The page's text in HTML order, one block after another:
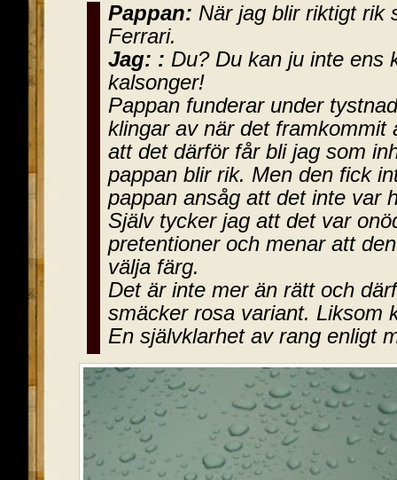
Pappan: När jag blir riktigt rik
Ferrari.
Jag: : Du? Du kan ju inte ens
kalsonger!
Pappan funderar under
klingar av när det framkommit
att det därför får bli jag som
pappan blir rik. Men den fick
pappan ansåg att det inte var
Själv tycker jag att det var
pretentioner och menar att
välja färg.
Det är inte mer än rätt och
smäcker rosa variant. Liksom
En självklarhet av rang enligt